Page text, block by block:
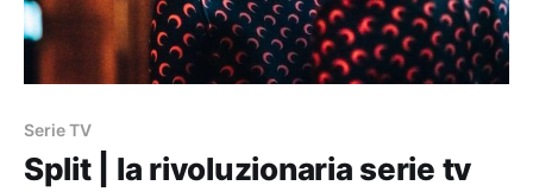
Serie TV
Split | la rivoluzionaria serie tv